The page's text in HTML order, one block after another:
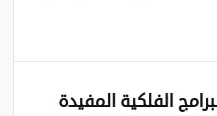
الفلكية المفيدة